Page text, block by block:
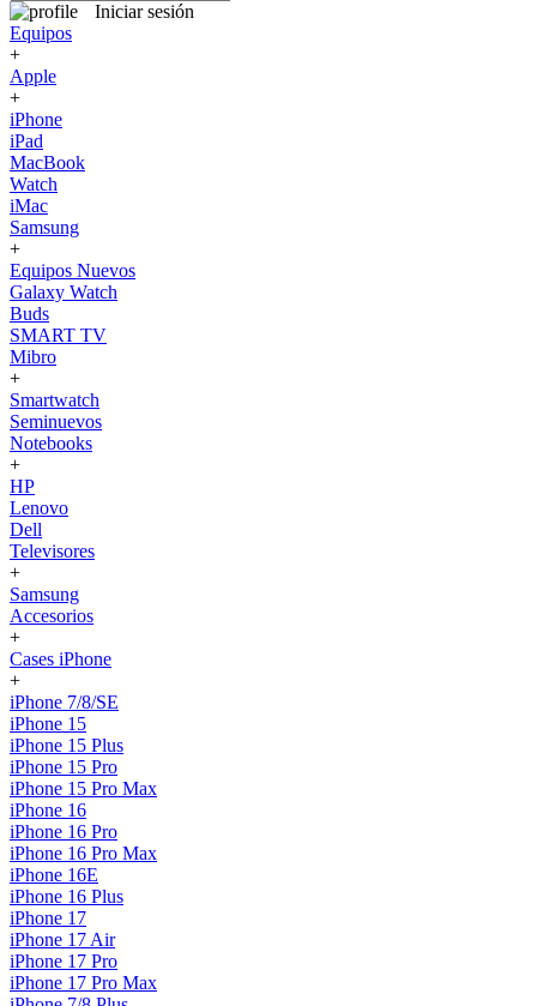
Iniciar sesión
Equipos
+
Apple
+
iPhone
iPad
MacBook
Watch
iMac
Samsung
+
Equipos Nuevos
Galaxy Watch
Buds
SMART TV
Mibro
+
Smartwatch
Seminuevos
Notebooks
+
HP
Lenovo
Dell
Televisores
+
Samsung
Accesorios
+
Cases iPhone
+
iPhone 7/8/SE
iPhone 15
iPhone 15 Plus
iPhone 15 Pro
iPhone 15 Pro Max
iPhone 16
iPhone 16 Pro
iPhone 16 Pro Max
iPhone 16E
iPhone 16 Plus
iPhone 17
iPhone 17 Air
iPhone 17 Pro
iPhone 17 Pro Max